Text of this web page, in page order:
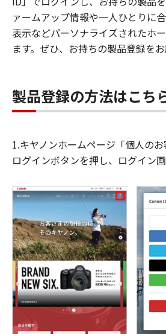
ァームアップ情報や一人ひとりに
表示などパーソナライズされたホ
ます。ぜひ、お持ちの製品登録をお
製品登録の方法はこち
1.キヤノンホームページ「個人の
ログインボタンを押し、ログイン